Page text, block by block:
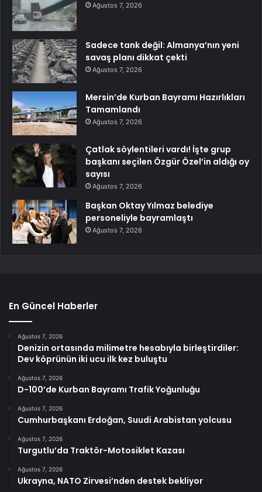
Ağustos 7, 2026
Sadece tank değil: Almanya’nın yeni
savaş planı dikkat çekti
Ağustos 7, 2026
Mersin’de Kurban Bayramı Hazırlıkları
Tamamlandı
Ağustos 7, 2026
Çatlak söylentileri vardı! İşte grup
başkanı seçilen Özgür Özel’in aldığı oy
sayısı
Ağustos 7, 2026
Başkan Oktay Yılmaz belediye
personeliyle bayramlaştı
Ağustos 7, 2026
En Güncel Haberler
Ağustos 7, 2026
Denizin ortasında milimetre hesabıyla birleştirdiler:
Dev köprünün iki ucu ilk kez buluştu
Ağustos 7, 2026
D-100’de Kurban Bayramı Trafik Yoğunluğu
Ağustos 7, 2026
Cumhurbaşkanı Erdoğan, Suudi Arabistan yolcusu
Ağustos 7, 2026
Turgutlu’da Traktör-Motosiklet Kazası
Ağustos 7, 2026
Ukrayna, NATO Zirvesi’nden destek bekliyor